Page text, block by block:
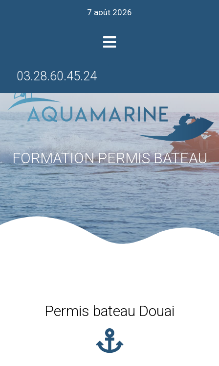
7 août 2026
03.28.60.45.24
FORMATION PERMIS BATEAU
Permis bateau Douai